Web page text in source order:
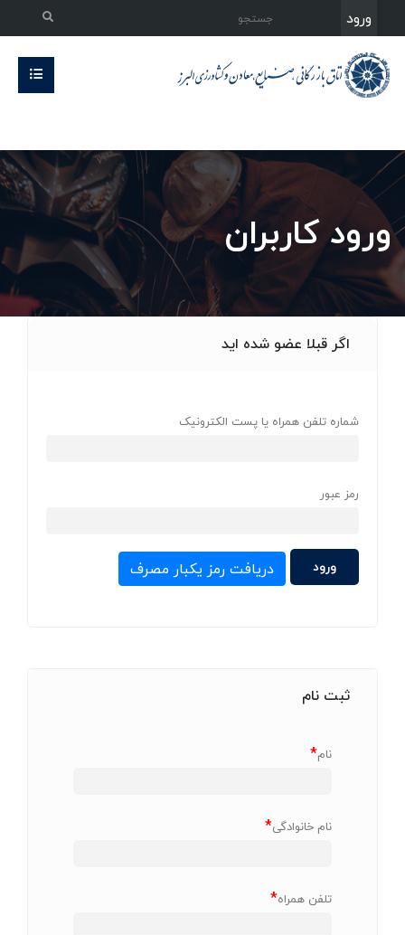
ورود
ورود کاربران
اگر قبلا عضو شده اید
شماره تلفن همراه یا پست الکترونیک
رمز عبور
دریافت رمز یکبار مصرف
ثبت نام
نام*
نام خانوادگی*
تلفن همراه*